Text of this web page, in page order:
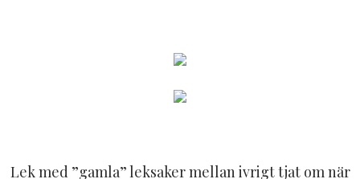
Lek med ”gamla” leksaker mellan ivrigt tjat om när